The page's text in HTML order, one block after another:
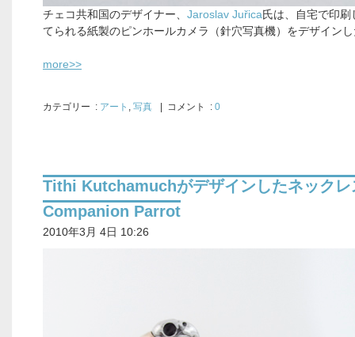
チェコ共和国のデザイナー、 Jaroslav Juřica氏は、自宅で印刷
てられる紙製のピンホールカメラ（針穴写真機）をデザイン
more>>
カテゴリー : アート , 写真 | コメント : 0
Tithi Kutchamuchがデザインしたネックレ
Companion Parrot
2010年3月 4日 10:26